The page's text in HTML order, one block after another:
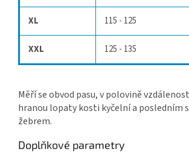
XL 115 - 125
XXL 125 - 135
Měří se obvod pasu, v polovině
hranou lopaty kosti kyčelní a posledním
žebrem.
Doplňkové parametry